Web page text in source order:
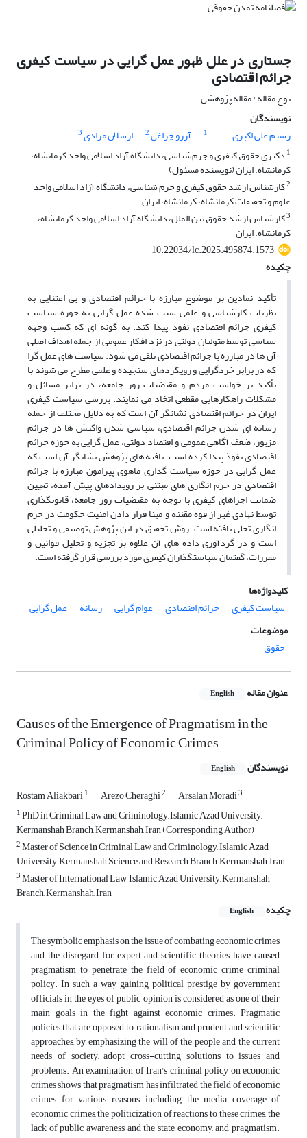
جستاری در علل ظهور عمل گرایی در سیاست کیفری
جرائم اقتصادی
نوع مقاله : مقاله پژوهشی
نویسندگان
رستم علی اکبری
1 آرزو چراغی2 ارسلان مرادی3
1 دکتری حقوق کیفری و جرم‌شناسی، دانشگاه آزاد اسلامی واحد کرمانشاه،
کرمانشاه، ایران (نویسنده مسئول)
2کارشناس ارشد حقوق کیفری و جرم شناسی، دانشگاه آزاد اسلامی واحد
علوم و تحقیقات کرمانشاه، کرمانشاه، ایران
3کارشناس ارشد حقوق بین الملل، دانشگاه آزاد اسلامی واحد کرمانشاه،
کرمانشاه، ایران
10.22034/lc.2025.495874.1573
چکیده
تأکید نمادین بر موضوع مبارزه با جرائم اقتصادی و بی اعتنایی به
نظریات کارشناسی و علمی سبب شده عمل گرایی به حوزه سیاست
کیفری جرائم اقتصادی نفوذ پیدا کند. به گونه ای که کسب وجهه
سیاسی توسط متولیان دولتی در نزد افکار عمومی از جمله اهداف اصلی
آن ها در مبارزه با جرائم اقتصادی تلقی می شود. سیاست های عمل گرا
که در برابر خردگرایی و رویکردهای سنجیده و علمی مطرح می شوند با
تأکید بر خواست مردم و مقتضیات روز جامعه، در برابر مسائل و
مشکلات راهکارهایی مقطعی اتخاذ می نمایند. بررسی سیاست کیفری
ایران در جرائم اقتصادی نشانگر آن است که به دلایل مختلف از جمله
رسانه ای شدن جرائم اقتصادی، سیاسی شدن واکنش ها در جرائم
مزبور، ضعف آگاهی عمومی و اقتصاد دولتی، عمل گرایی به حوزه جرائم
اقتصادی نفوذ پیدا کرده است. یافته های پژوهش نشانگر آن است که
عمل گرایی در حوزه سیاست گذاری ماهوی پیرامون مبارزه با جرائم
اقتصادی در جرم انگاری های مبتنی بر رویدادهای پیش آمده، تعیین
ضمانت اجراهای کیفری با توجه به مقتضیات روز جامعه، قانونگذاری
توسط نهادی غیر از قوه مقننه و مبنا قرار دادن امنیت حکومت در جرم
انگاری تجلی یافته است. روش تحقیق در این پژوهش توصیفی و تحلیلی
است و در گردآوری داده های آن علاوه بر تجزیه و تحلیل قوانین و
مقررات، گفتمان سیاستگذاران کیفری مورد بررسی قرار گرفته است.
کلیدواژه‌ها
سیاست کیفری
جرائم اقتصادی عوام گرایی رسانه
عمل گرایی
موضوعات
حقوق
عنوان مقاله English
Causes of the Emergence of Pragmatism in the
Criminal Policy of Economic Crimes
نویسندگان English
Rostam Aliakbari1 Arezo Cheraghi2 Arsalan Moradi3
1PhD in Criminal Law and Criminology, Islamic Azad University,
Kermanshah Branch, Kermanshah, Iran (Corresponding Author)
2Master of Science in Criminal Law and Criminology, Islamic Azad
University, Kermanshah Science and Research Branch, Kermanshah, Iran
3Master of International Law, Islamic Azad University, Kermanshah
Branch, Kermanshah, Iran
چکیده
English
The symbolic emphasis on the issue of combating economic crimes
and the disregard for expert and scientific theories have caused
pragmatism to penetrate the field of economic crime criminal
policy. In such a way gaining political prestige by government
officials in the eyes of public opinion is considered as one of their
main goals in the fight against economic crimes. Pragmatic
policies that are opposed to rationalism and prudent and scientific
approaches, by emphasizing the will of the people and the current
needs of society, adopt cross-cutting solutions to issues and
problems. An examination of Iran's criminal policy on economic
crimes shows that pragmatism has infiltrated the field of economic
crimes for various reasons, including the media coverage of
economic crimes, the politicization of reactions to these crimes, the
lack of public awareness and the state economy, and pragmatism.